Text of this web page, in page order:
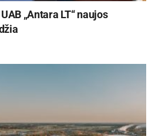
„Antara LT“ naujos